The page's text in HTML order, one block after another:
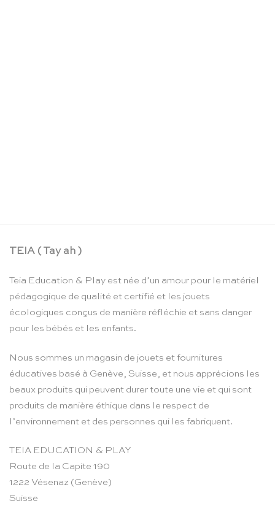
TEIA ( Tay ah )
Teia Education & Play est née d’un amour pour le matériel
pédagogique de qualité et certifié et les jouets
écologiques conçus de manière réfléchie et sans danger
pour les bébés et les enfants.
Nous sommes un magasin de jouets et fournitures
éducatives basé à Genève, Suisse, et nous apprécions les
beaux produits qui peuvent durer toute une vie et qui sont
produits de manière éthique dans le respect de
l’environnement et des personnes qui les fabriquent.
TEIA EDUCATION & PLAY
Route de la Capite 190
1222 Vésenaz (Genève)
Suisse